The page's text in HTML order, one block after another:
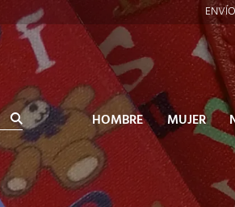
HOMBRE MUJER